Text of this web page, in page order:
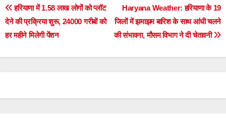
Post
navigation
Haryana Weather: हरियाणा के 19
जिलों में झमाझम बारिश के साथ आंधी चलने
की संभावना, मौसम विभाग ने दी चेतावनी
हरियाणा में 1.58 लाख लोगों को प्लॉट
देने की प्रक्रिया शुरू, 24000 गरीबों को
हर महीने मिलेगी पेंशन